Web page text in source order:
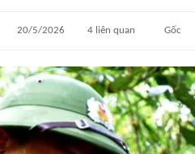
20/5/2026 4 liên quan Gốc